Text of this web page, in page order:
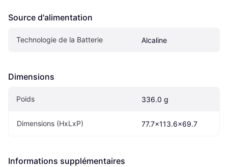
Source d'alimentation
Technologie de la Batterie Alcaline
Dimensions
Poids 336.0 g
Dimensions (HxLxP) 77.7x113.6x69.7
Informations supplémentaires